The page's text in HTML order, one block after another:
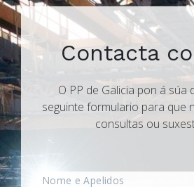
Contacta
O PP de Galicia pon á súa
seguinte formulario para que
consultas ou